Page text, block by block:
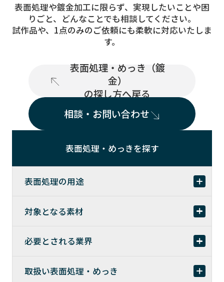
表面処理や鍍金加工に限らず、実現したいことや困
りごと、どんなことでも相談してください。
試作品や、1点のみのご依頼にも柔軟に対応いたしま
す。
表面処理・めっき（鍍
金）
の探し方へ戻る
相談・お問い合わせ
表面処理・めっきを探す
表面処理の用途
対象となる素材
必要とされる業界
取扱い表面処理・めっき